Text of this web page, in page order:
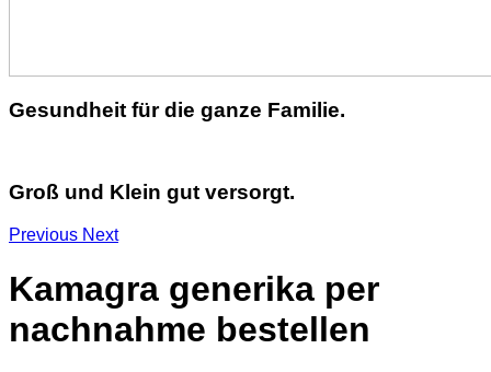
Gesundheit für die ganze Familie.
Groß und Klein gut versorgt.
Previous Next
Kamagra generika per
nachnahme bestellen